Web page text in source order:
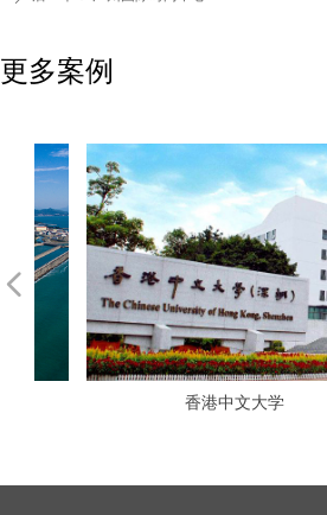
更多案例
香港中文大学
넳